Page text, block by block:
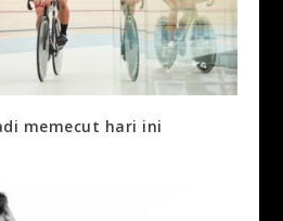
memecut hari ini